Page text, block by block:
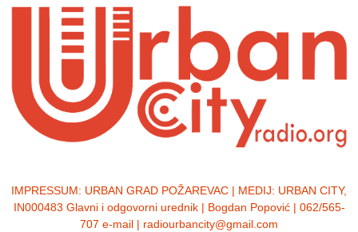
IMPRESSUM: URBAN GRAD POŽAREVAC | MEDIJ: URBAN CITY,
IN000483 Glavni i odgovorni urednik | Bogdan Popović | 062/565-
707 e-mail | radiourbancity@gmail.com